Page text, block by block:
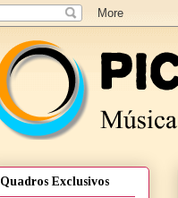
Quadros Exclusivos